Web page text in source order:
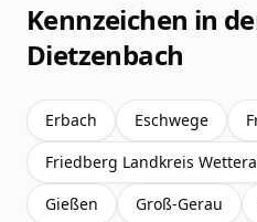
Kennzeichen in
Dietzenbach
Erbach Eschwege
Friedberg Landkreis
Gießen
Groß-Gerau